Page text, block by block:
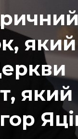
який
який